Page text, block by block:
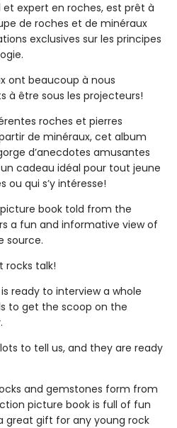
expert en roches, est prêt à
de roches et de minéraux
exclusives sur les principes
ont beaucoup à nous
à être sous les projecteurs!
roches et pierres
de minéraux, cet album
d’anecdotes amusantes
cadeau idéal pour tout jeune
ou qui s’y intéresse!
book told from the
a fun and informative view of
source.
rocks talk!
ready to interview a whole
to get the scoop on the
to tell us, and they are ready
and gemstones form from
picture book is full of fun
great gift for any young rock